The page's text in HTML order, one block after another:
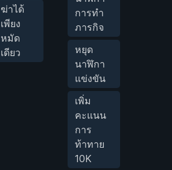
ฆ่าได้
เพียง
หมัด
เดียว
การทำ
ภารกิจ
หยุด
นาฬิกา
แข่งขัน
เพิ่ม
คะแนน
การ
ท้าทาย
10K